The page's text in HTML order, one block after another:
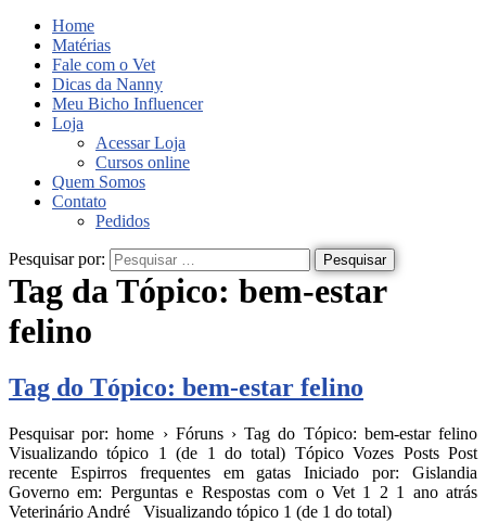
Home
Matérias
Fale com o Vet
Dicas da Nanny
Meu Bicho Influencer
Loja
Acessar Loja
Cursos online
Quem Somos
Contato
Pedidos
Pesquisar por:
Tag da Tópico: bem-estar
felino
Tag do Tópico: bem-estar felino
Pesquisar por: home › Fóruns › Tag do Tópico: bem-estar felino
Visualizando tópico 1 (de 1 do total) Tópico Vozes Posts Post
recente Espirros frequentes em gatas Iniciado por: Gislandia
Governo em: Perguntas e Respostas com o Vet 1 2 1 ano atrás
Veterinário André Visualizando tópico 1 (de 1 do total)